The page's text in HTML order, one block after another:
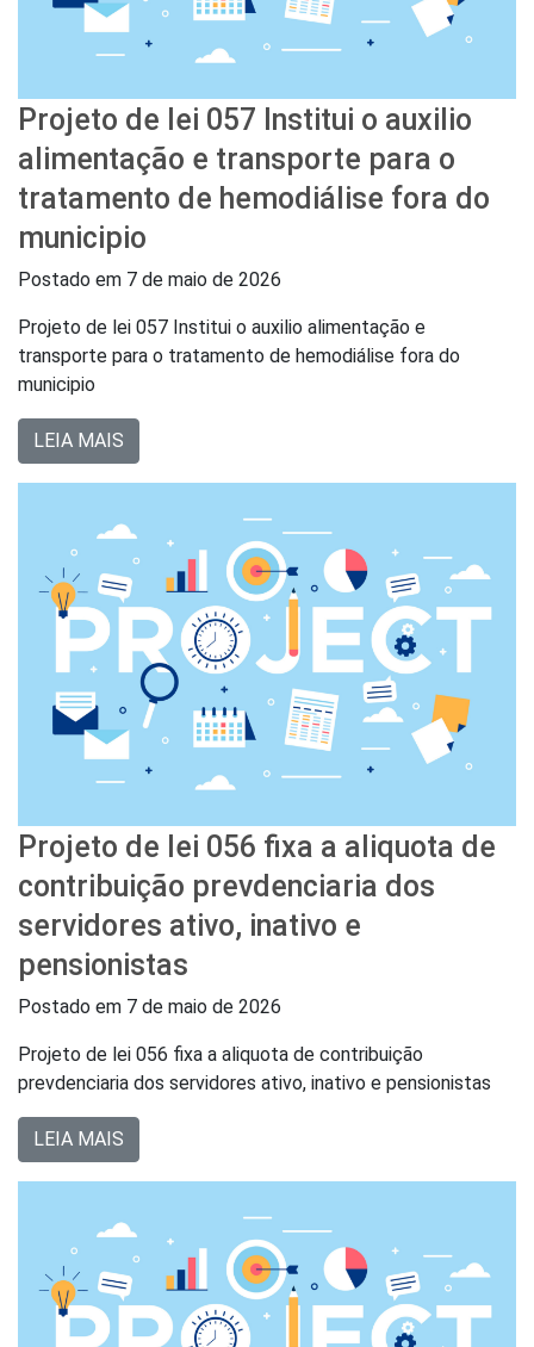
Projeto de lei 057 Institui o auxilio
alimentação e transporte para o
tratamento de hemodiálise fora do
municipio
Postado em 7 de maio de 2026
Projeto de lei 057 Institui o auxilio alimentação e
transporte para o tratamento de hemodiálise fora do
municipio
LEIA MAIS
Projeto de lei 056 fixa a aliquota de
contribuição prevdenciaria dos
servidores ativo, inativo e
pensionistas
Postado em 7 de maio de 2026
Projeto de lei 056 fixa a aliquota de contribuição
prevdenciaria dos servidores ativo, inativo e pensionistas
LEIA MAIS